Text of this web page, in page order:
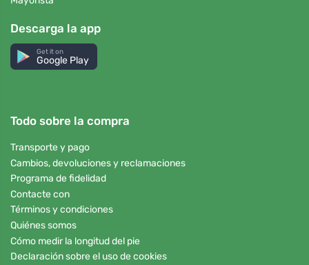
Descarga la app
Get it on
Google Play
Todo sobre la compra
Transporte y pago
Cambios, devoluciones y reclamaciones
Programa de fidelidad
Contacte con
Términos y condiciones
Quiénes somos
Cómo medir la longitud del pie
Declaración sobre el uso de cookies